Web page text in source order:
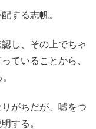
する志帆。
し、その上でちゃ
ていることから、
がちだが、嘘をつ
する。